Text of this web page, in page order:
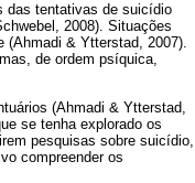
das tentativas de suicídio
2008). Situações
(Ahmadi & Ytterstad, 2007).
de ordem psíquica,
(Ahmadi & Ytterstad,
se tenha explorado os
pesquisas sobre suicídio,
compreender os